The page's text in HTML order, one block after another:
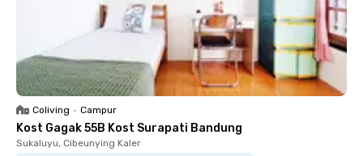
Coliving • Campur
Kost Gagak 55B Kost Surapati Bandung
Sukaluyu, Cibeunying Kaler